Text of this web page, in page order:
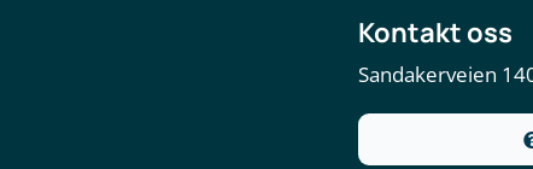
Kontakt oss
Sandakerveien